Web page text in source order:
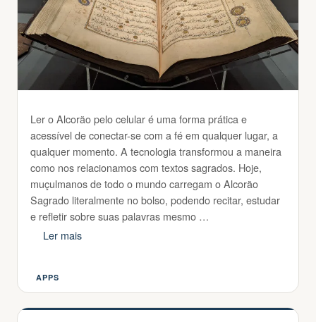
Ler o Alcorão pelo celular é uma forma prática e
acessível de conectar-se com a fé em qualquer lugar, a
qualquer momento. A tecnologia transformou a maneira
como nos relacionamos com textos sagrados. Hoje,
muçulmanos de todo o mundo carregam o Alcorão
Sagrado literalmente no bolso, podendo recitar, estudar
e refletir sobre suas palavras mesmo …
Ler mais
Categorias
APPS